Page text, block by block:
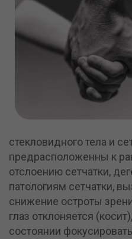
стекловидного тела и
предрасположенны к
отслоению сетчатки,
патологиям сетчатки,
снижение остроты
глаз отклоняется
состоянии